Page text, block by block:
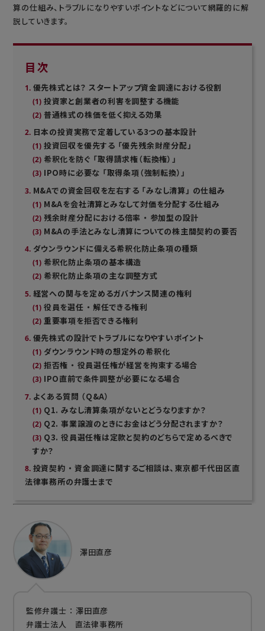
算の仕組み、トラブルになりやすいポイントなどについて網羅的に解
説していきます。
目次
優先株式とは？ スタートアップ資金調達における役割
投資家と創業者の利害を調整する機能
普通株式の株価を低く抑える効果
日本の投資実務で定着している3つの基本設計
投資回収を優先する 「優先残余財産分配」
希釈化を防ぐ 「取得請求権（転換権）」
IPO時に必要な 「取得条項（強制転換）」
M&Aでの資金回収を左右する 「みなし清算」 の仕組み
M&Aを会社清算とみなして対価を分配する仕組み
残余財産分配における倍率 ・ 参加型の設計
M&Aの手法とみなし清算についての株主間契約の要否
ダウンラウンドに備える希釈化防止条項の種類
希釈化防止条項の基本構造
希釈化防止条項の主な調整方式
経営への関与を定めるガバナンス関連の権利
役員を選任 ・ 解任できる権利
重要事項を拒否できる権利
優先株式の設計でトラブルになりやすいポイント
ダウンラウンド時の想定外の希釈化
拒否権 ・ 役員選任権が経営を拘束する場合
IPO直前で条件調整が必要になる場合
よくある質問 （Q&A）
Q1. みなし清算条項がないとどうなりますか？
Q2. 事業譲渡のときにお金はどう分配されますか？
Q3. 役員選任権は定款と契約のどちらで定めるべきで
すか？
投資契約 ・ 資金調達に関するご相談は、東京都千代田区直
法律事務所の弁護士まで
澤田直彦
監修弁護士 ： 澤田直彦
弁護士法人 直法律事務所